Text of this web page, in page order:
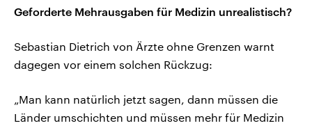
Geforderte Mehrausgaben für Medizin unrealistisch?
Sebastian Dietrich von Ärzte ohne Grenzen warnt
dagegen vor einem solchen Rückzug:
„Man kann natürlich jetzt sagen, dann müssen die
Länder umschichten und müssen mehr für Medizin